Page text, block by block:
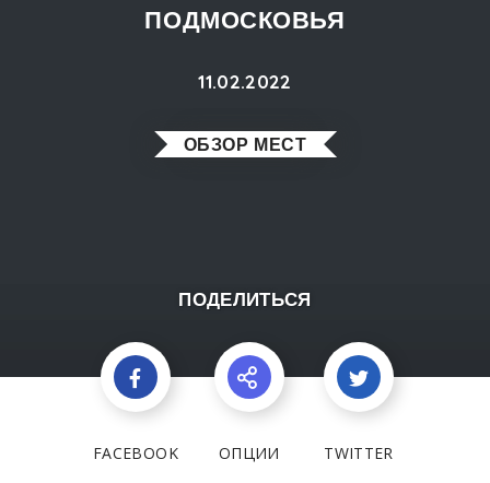
ПОДМОСКОВЬЯ
11.02.2022
ОБЗОР МЕСТ
ПОДЕЛИТЬСЯ
FACEBOOK ОПЦИИ TWITTER